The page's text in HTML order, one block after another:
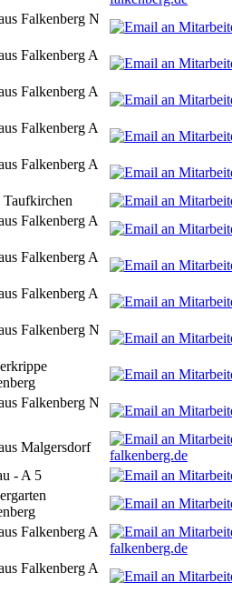
Falkenberg N
Falkenberg A
Falkenberg A
Falkenberg A
Falkenberg A
Falkenberg A
Falkenberg A
Falkenberg A
Falkenberg N
Falkenberg N
Malgersdorf
falkenberg.de
- A 5
Falkenberg A
falkenberg.de
Falkenberg A